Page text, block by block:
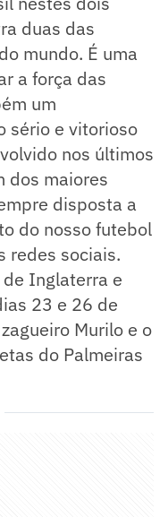
duas das
mundo. É uma
a força das
um
sério e vitorioso
nos últimos
dos maiores
disposta a
do nosso futebol
redes sociais.
Inglaterra e
23 e 26 de
Murilo e o
do Palmeiras